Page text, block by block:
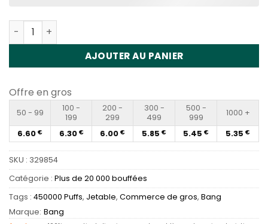
Quantité Bang Leader 15in1 450K Disposable Vape
AJOUTER AU PANIER
Offre en gros
50 - 99
100 -
199
200 -
299
300 -
499
500 -
999
1000 +
6.60 € 6.30 € 6.00 € 5.85 € 5.45 € 5.35 €
SKU : 329854
Catégorie : Plus de 20 000 bouffées
Tags : 450000 Puffs, Jetable, Commerce de gros, Bang
Marque: Bang